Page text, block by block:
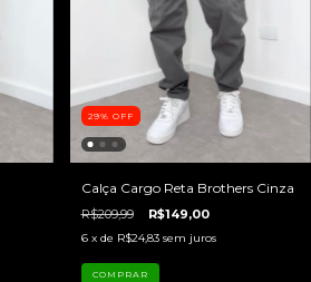
29% OFF
Calça Cargo Reta Brothers Cinza
R$209,99 R$149,00
6 x de R$24,83 sem juros
COMPRAR